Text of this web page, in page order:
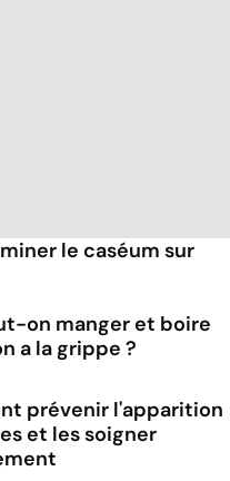
le caséum sur
on manger et boire
a la grippe ?
prévenir l'apparition
et les soigner